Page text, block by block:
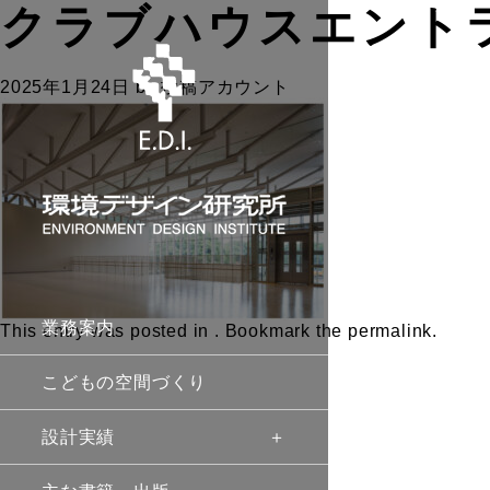
業務案内
こどもの空間づくり
設計実績
クラブハウスエント
2025年1月24日 by投稿アカウント
This entry was posted in . Bookmark the permalink.